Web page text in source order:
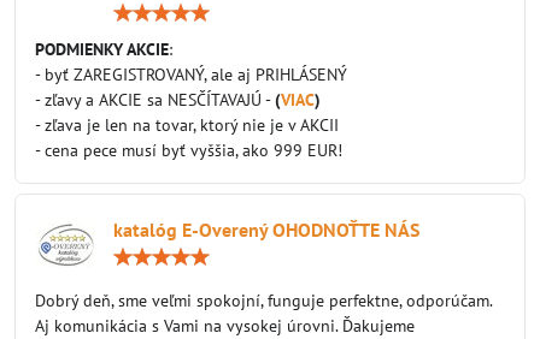
PODMIENKY AKCIE:
- byť ZAREGISTROVANÝ, ale aj PRIHLÁSENÝ
- zľavy a AKCIE sa NESČÍTAVAJÚ -(VIAC)
- zľava je len na tovar, ktorý nie je v AKCII
- cena pece musí byť vyššia, ako 999 EUR!
katalóg E-Overený OHODNOŤTE NÁS
5
Dobrý deň, sme veľmi spokojní, funguje perfektne, odporúčam.
Aj komunikácia s Vami na vysokej úrovni. Ďakujeme